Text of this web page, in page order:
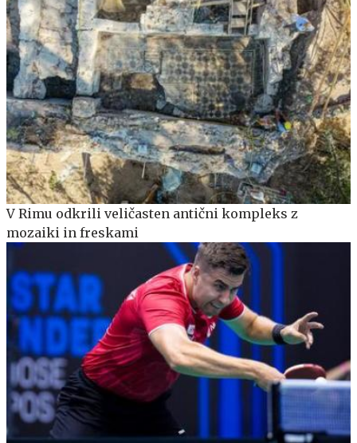
V Rimu odkrili veličasten antični kompleks z
mozaiki in freskami